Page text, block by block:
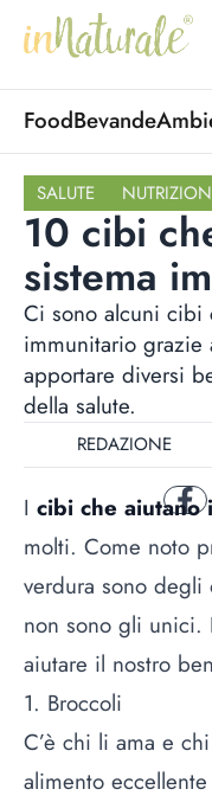
FoodBevande
SALUTE
10 cibi
sistema
Ci sono alcuni cibi
immunitario
apportare diversi
della salute.
REDAZIONE
I cibi che aiutano
molti. Come noto
verdura sono degli
non sono gli unici.
aiutare il nostro
1. Broccoli
C’è chi li ama e
alimento